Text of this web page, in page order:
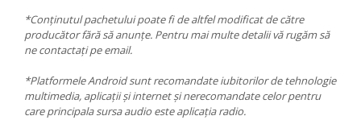
*Conținutul pachetului poate fi de altfel modificat de către
producător fără să anunțe. Pentru mai multe detalii vă rugăm să
ne contactați pe email.
*Platformele Android sunt recomandate iubitorilor de tehnologie
multimedia, aplicații și internet și nerecomandate celor pentru
care principala sursa audio este aplicația radio.